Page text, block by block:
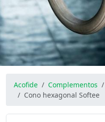
Acofide Complementos
Cono hexagonal Softee